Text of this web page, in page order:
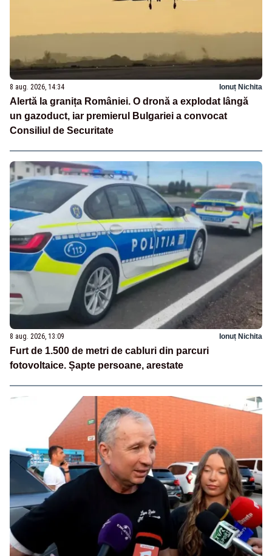
8 aug. 2026, 14:34 Ionuț Nichita
Alertă la granița României. O dronă a explodat lângă
un gazoduct, iar premierul Bulgariei a convocat
Consiliul de Securitate
8 aug. 2026, 13:09 Ionuț Nichita
Furt de 1.500 de metri de cabluri din parcuri
fotovoltaice. Șapte persoane, arestate